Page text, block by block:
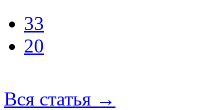
33
20
Вся статья →